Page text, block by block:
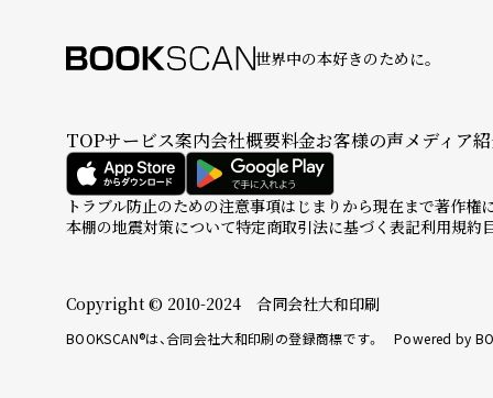
世界中の本好きのために。
TOPサービス案内会社概要料金お客様の声メディア
トラブル防止のための注意事項はじまりから現在まで著作権
本棚の地震対策について特定商取引法に基づく表記利用規約
Copyright © 2010-2024 合同会社大和印刷
BOOKSCAN®は、合同会社大和印刷の登録商標です。 Powered by